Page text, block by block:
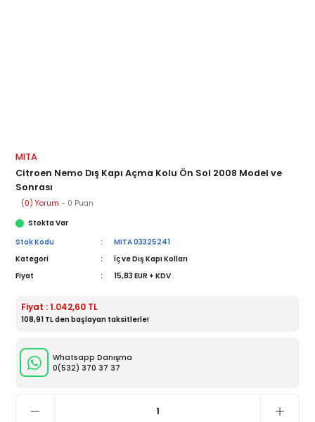
MITA
Citroen Nemo Dış Kapı Açma Kolu Ön Sol 2008 Model ve
Sonrası
(0) Yorum - 0 Puan
Stokta Var
Stok Kodu
MITA 03325241
Kategori
İç ve Dış Kapı Kolları
Fiyat
15,83 EUR + KDV
Fiyat : 1.042,60 TL
108,91 TL den başlayan taksitlerle!
Whatsapp Danışma
0(532) 370 37 37